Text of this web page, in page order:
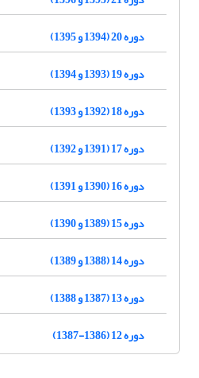
دوره 20 (1394 و 1395)
دوره 19 (1393 و 1394)
دوره 18 (1392 و 1393)
دوره 17 (1391 و 1392)
دوره 16 (1390 و 1391)
دوره 15 (1389 و 1390)
دوره 14 (1388 و 1389)
دوره 13 (1387 و 1388)
دوره 12 (1386-1387)